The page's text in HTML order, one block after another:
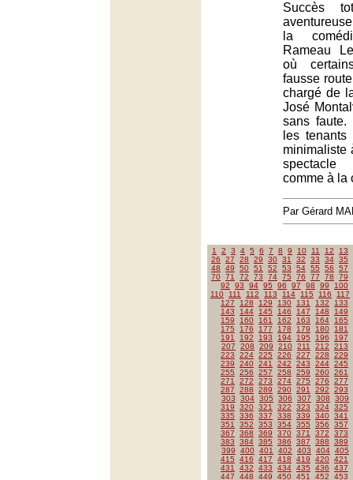
Succès
la
Rameau
où
fausse
chargé de
José
sans faute.
les
minimaliste
comme à la
Par Gérard
1 2 3 4 5 6 7 8 9 10 11 12
13
26
27 28 29 30 31 32 33 34 35
48
49 50 51 52 53 54 55 56
57
70 71 72 73 74 75 76 77 78
79
92
93 94 95 96 97 98 99
100
110
111 112 113 114 115 116
117
127
128 129 130 131 132
133
143
144 145 146 147 148
149
159
160 161 162 163 164
165
175
176 177 178 179 180
181
191
192 193 194 195 196
197
207
208 209 210 211 212
213
223
224 225 226 227 228
229
239
240 241 242 243 244 245
255
256 257 258 259 260 261
271
272 273 274 275 276
277
287
288 289 290 291 292
293
303
304 305 306 307 308
309
319
320 321 322 323 324 325
335
336 337 338 339 340 341
351
352 353 354 355 356
357
367
368 369 370 371 372
373
383
384 385 386 387 388
389
399
400 401 402 403 404 405
415
416 417 418 419 420 421
431
432 433 434 435 436
437
447
448 449 450 451 452
453